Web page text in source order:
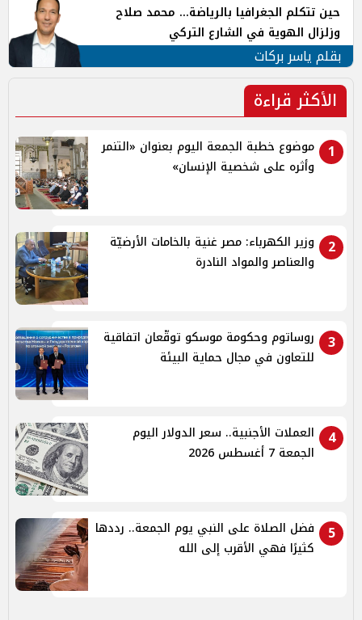
حين تتكلم الجغرافيا بالرياضة... محمد صلاح
وزلزال الهوية في الشارع التركي
بقلم ياسر بركات
الأكثر قراءة
1
موضوع خطبة الجمعة اليوم بعنوان «التنمر
وأثره على شخصية الإنسان»
2
وزير الكهرباء: مصر غنية بالخامات الأرضيّة
والعناصر والمواد النادرة
3
روساتوم وحكومة موسكو توقّعان اتفاقية
للتعاون في مجال حماية البيئة
4
العملات الأجنبية.. سعر الدولار اليوم
الجمعة 7 أغسطس 2026
5
فضل الصلاة على النبي يوم الجمعة.. رددها
كثيرًا فهي الأقرب إلى الله